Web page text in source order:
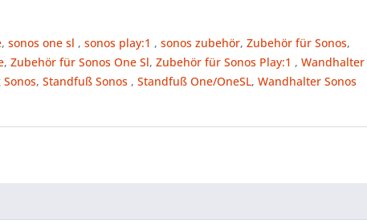
,sonos one sl ,sonos play:1 ,sonos zubehör,Zubehör für Sonos,
,Zubehör für Sonos One Sl,Zubehör für Sonos Play:1 ,Wandhalter
,Standfuß Sonos ,Standfuß One/OneSL,Wandhalter Sonos